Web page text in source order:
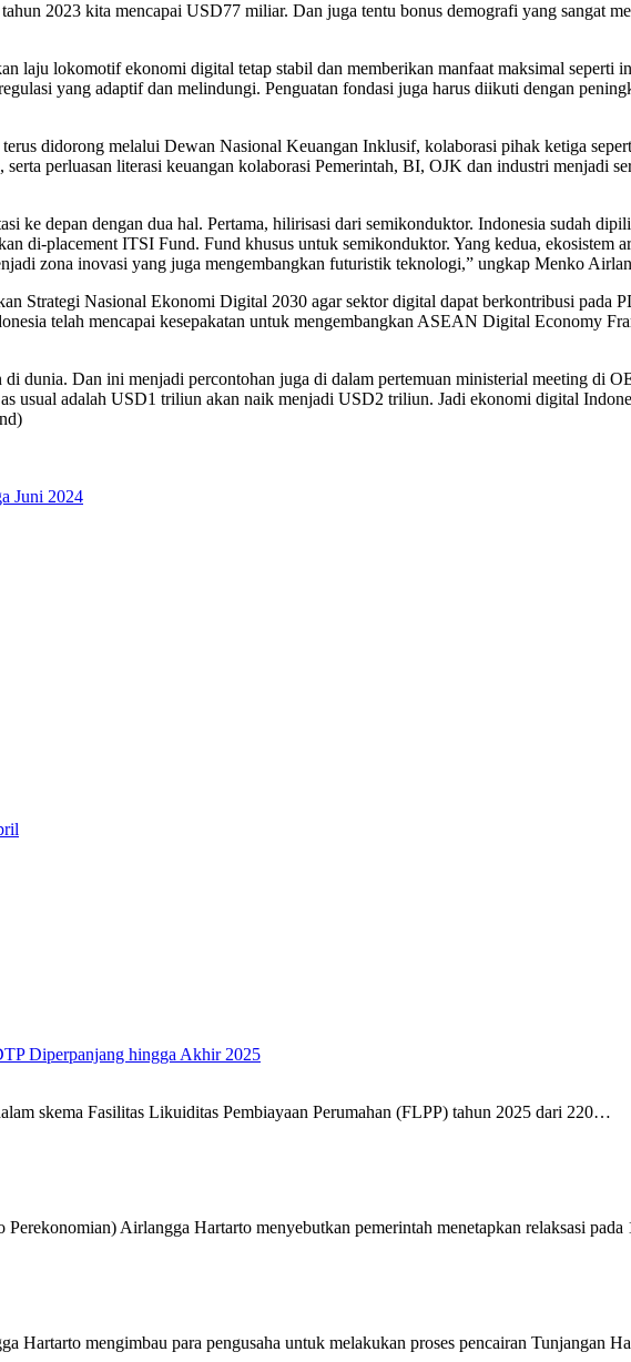
2023 kita mencapai USD77 miliar. Dan juga tentu bonus demografi yang sangat
laju lokomotif ekonomi digital tetap stabil dan memberikan manfaat maksimal seperti
yang adaptif dan melindungi. Penguatan fondasi juga harus diikuti dengan
didorong melalui Dewan Nasional Keuangan Inklusif, kolaborasi pihak ketiga
perluasan literasi keuangan kolaborasi Pemerintah, BI, OJK dan industri menjadi
ke depan dengan dua hal. Pertama, hilirisasi dari semikonduktor. Indonesia sudah
di-placement ITSI Fund. Fund khusus untuk semikonduktor. Yang kedua,
zona inovasi yang juga mengembangkan futuristik teknologi,” ungkap Menko
Strategi Nasional Ekonomi Digital 2030 agar sektor digital dapat berkontribusi pada
telah mencapai kesepakatan untuk mengembangkan ASEAN Digital Economy
dunia. Dan ini menjadi percontohan juga di dalam pertemuan ministerial meeting di
usual adalah USD1 triliun akan naik menjadi USD2 triliun. Jadi ekonomi digital
Juni 2024
Diperpanjang hingga Akhir 2025
skema Fasilitas Likuiditas Pembiayaan Perumahan (FLPP) tahun 2025 dari 220…
Airlangga Hartarto menyebutkan pemerintah menetapkan relaksasi
Hartarto mengimbau para pengusaha untuk melakukan proses pencairan Tunjangan